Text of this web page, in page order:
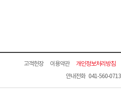
고객헌장 이용약관 개인정보처리방침
안내전화 041-560-